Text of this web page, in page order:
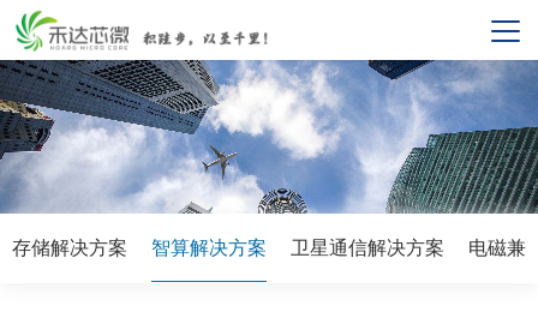
存储解决方案 智算解决方案 卫星通信解决方案 电磁兼